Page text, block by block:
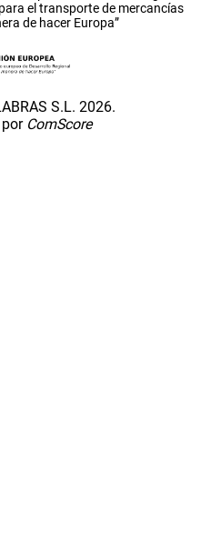
el transporte de mercancías
de hacer Europa”
S.L. 2026.
ComScore